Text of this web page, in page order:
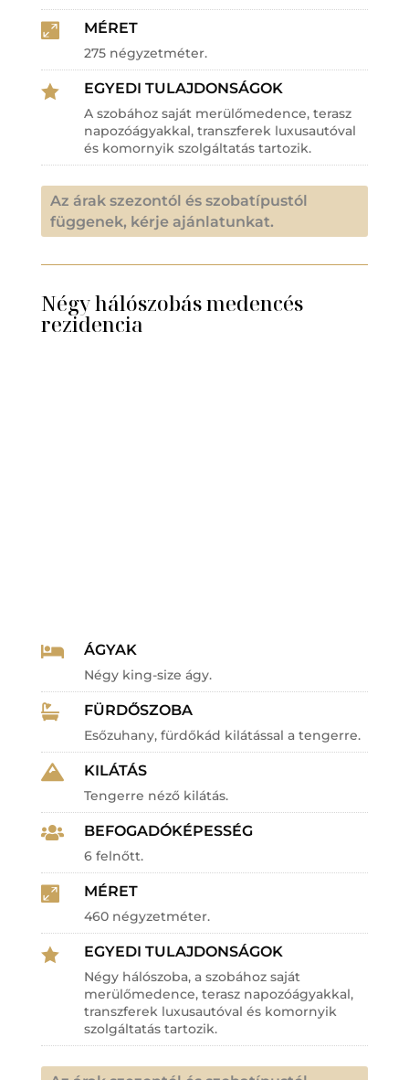
 MÉRET
275 négyzetméter.
 EGYEDI TULAJDONSÁGOK
A szobához saját merülőmedence, terasz
napozóágyakkal, transzferek luxusautóval
és komornyik szolgáltatás tartozik.
Az árak szezontól és szobatípustól
függenek, kérje ajánlatunkat.
Négy hálószobás medencés
rezidencia
 ÁGYAK
Négy king-size ágy.
 FÜRDŐSZOBA
Esőzuhany, fürdőkád kilátással a tengerre.
 KILÁTÁS
Tengerre néző kilátás.
 BEFOGADÓKÉPESSÉG
6 felnőtt.
 MÉRET
460 négyzetméter.
 EGYEDI TULAJDONSÁGOK
Négy hálószoba, a szobához saját
merülőmedence, terasz napozóágyakkal,
transzferek luxusautóval és komornyik
szolgáltatás tartozik.